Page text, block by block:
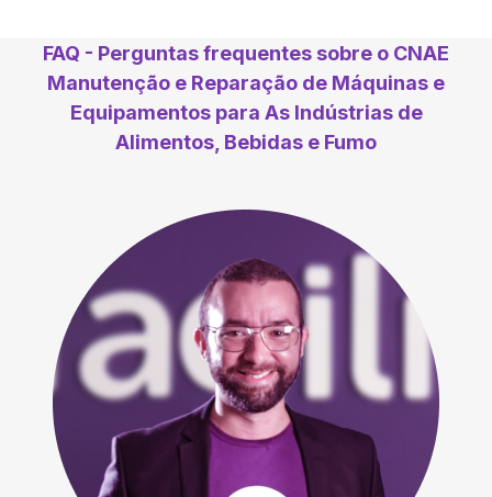
FAQ - Perguntas frequentes sobre o CNAE
Manutenção e Reparação de Máquinas e
Equipamentos para As Indústrias de
Alimentos, Bebidas e Fumo